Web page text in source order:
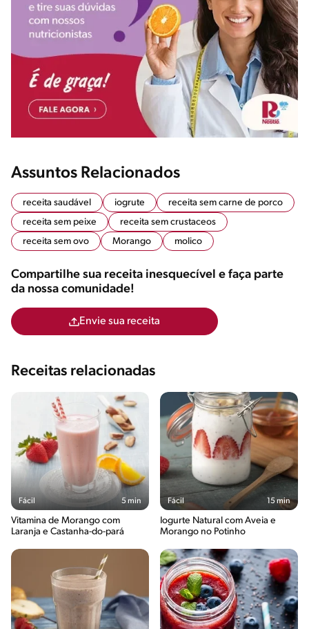
Assuntos Relacionados
receita saudável iogrute
receita sem carne de porco
receita sem peixe
receita sem crustaceos
receita sem ovo
Morango molico
Compartilhe sua receita inesquecível e faça parte
da nossa comunidade!
Envie sua receita
Receitas relacionadas
Fácil 5 min
Vitamina de Morango com
Laranja e Castanha-do-pará
Fácil 15 min
Iogurte Natural com Aveia e
Morango no Potinho